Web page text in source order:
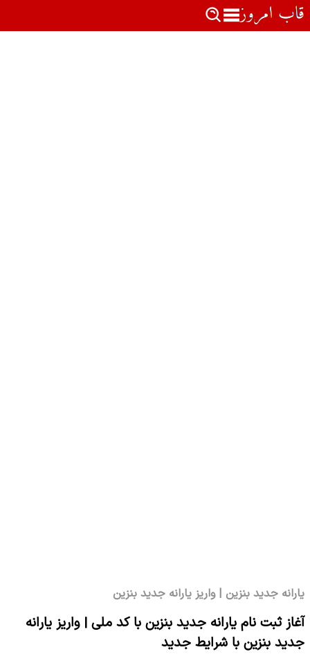
یارانه جدید بنزین | واریز یارانه جدید بنزین
آغاز ثبت نام یارانه جدید بنزین با کد ملی | واریز یارانه
جدید بنزین با شرایط جدید